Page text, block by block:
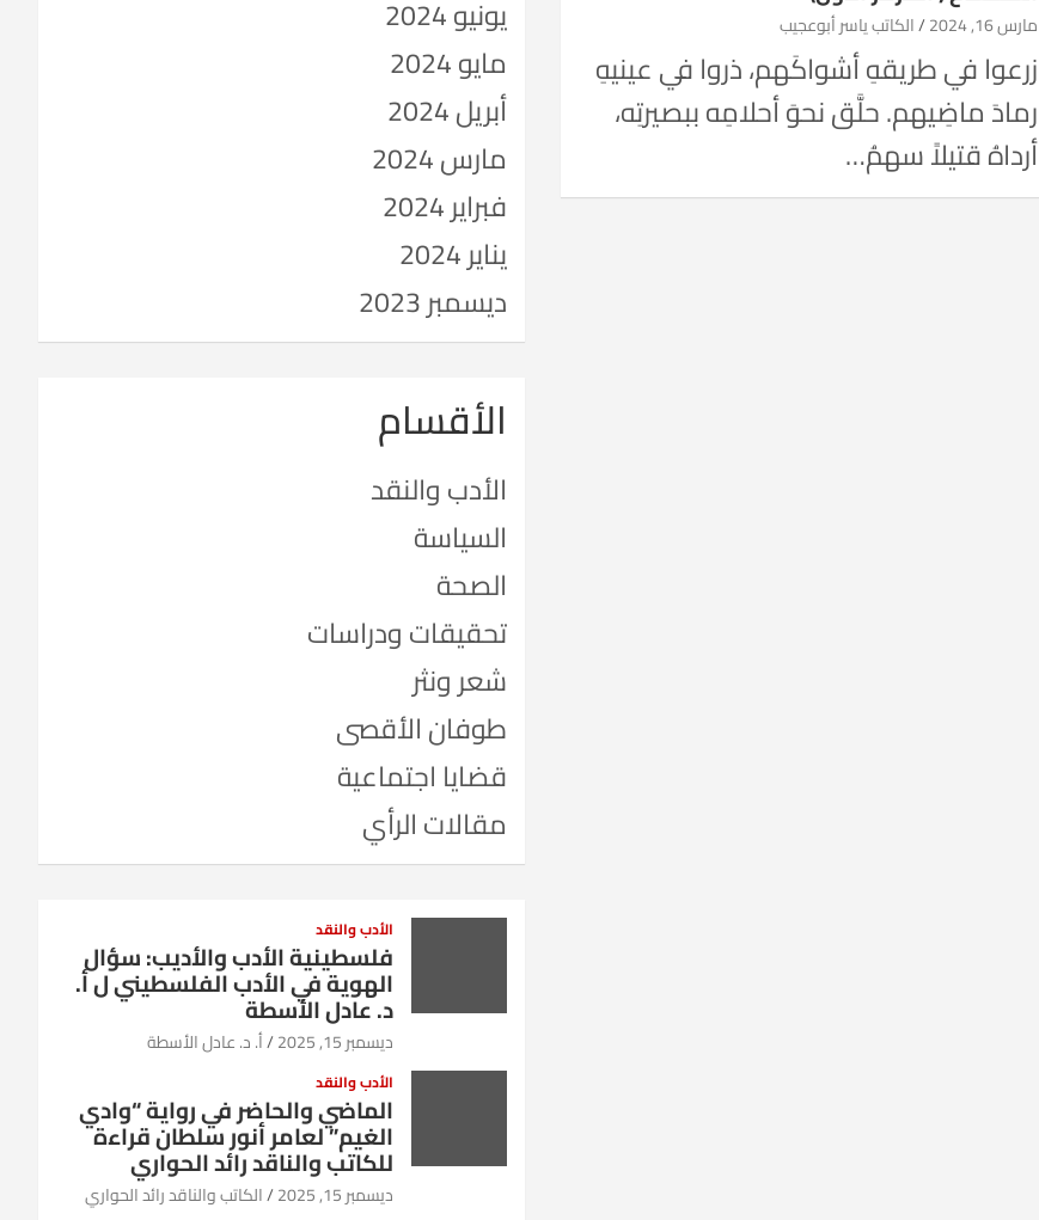
مارس 16, 2024 الكاتب ياسر أبوعجيب
زرعوا في طريقهِ أشواكَهم، ذروا في عينيهِ
رمادَ ماضِيهم. حلَّق نحوَ أحلامِه ببصيرتِه،
أرداهُ قتيلاً سهمُ…
يونيو 2024
مايو 2024
أبريل 2024
مارس 2024
فبراير 2024
يناير 2024
ديسمبر 2023
الأقسام
الأدب والنقد
السياسة
الصحة
تحقيقات ودراسات
شعر ونثر
طوفان الأقصى
قضايا اجتماعية
مقالات الرأي
الأدب والنقد
فلسطينية الأدب والأديب: سؤال
الهوية في الأدب الفلسطيني ل أ.
د. عادل الأسطة
ديسمبر 15, 2025 أ. د. عادل الأسطة
الأدب والنقد
الماضي والحاضر في رواية “وادي
الغيم” لعامر أنور سلطان قراءة
للكاتب والناقد رائد الحواري
ديسمبر 15, 2025 الكاتب والناقد رائد الحواري